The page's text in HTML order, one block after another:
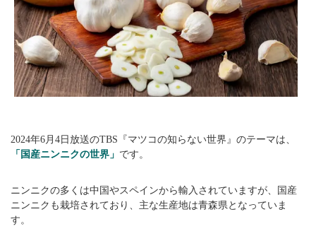
2024年6月4日放送のTBS『マツコの知らない世界』のテーマは、
「国産ニンニクの世界」 です。
ニンニクの多くは中国やスペインから輸入されていますが、国産
ニンニクも栽培されており、主な生産地は青森県となっていま
す。